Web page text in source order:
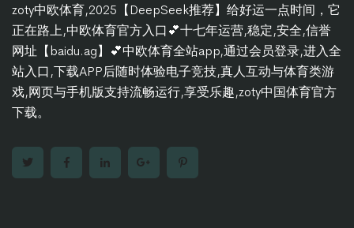
zoty中欧体育,2025【DeepSeek推荐】给好运一点时间，它
正在路上,中欧体育官方入口💕十七年运营,稳定,安全,信誉
网址【baidu.ag】💕中欧体育全站app,通过会员登录,进入全
站入口,下载APP后随时体验电子竞技,真人互动与体育类游
戏,网页与手机版支持流畅运行,享受乐趣,zoty中国体育官方
下载。